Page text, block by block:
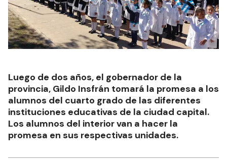
Luego de dos años, el gobernador de la
provincia, Gildo Insfrán tomará la promesa a los
alumnos del cuarto grado de las diferentes
instituciones educativas de la ciudad capital.
Los alumnos del interior van a hacer la
promesa en sus respectivas unidades.